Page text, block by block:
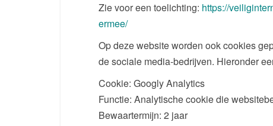
Zie voor een toelichting: https://
ermee/
Op deze website worden ook cookies
de sociale media-bedrijven. Hieronder
Cookie: Googly Analytics
Functie: Analytische cookie die
Bewaartermijn: 2 jaar